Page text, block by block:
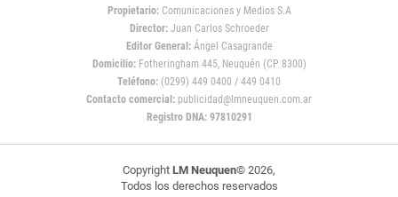
Propietario:Comunicaciones y Medios S.A
Director: Juan Carlos Schroeder
Editor General:Ángel Casagrande
Domicilio:Fotheringham 445, Neuquén (CP 8300)
Teléfono: (0299) 449 0400 / 449 0410
Contacto comercial: publicidad@lmneuquen.com.ar
Registro DNA: 97810291
Copyright LM Neuquen© 2026,
Todos los derechos reservados